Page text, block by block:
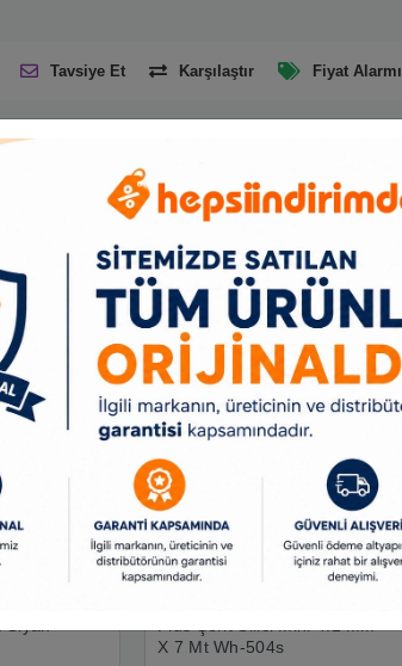
Tavsiye Et Karşılaştır Fiyat Alarmı
Benzer Ürünler
X 7 Mt Wh-504s